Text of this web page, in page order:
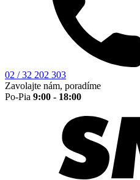
02 / 32 202 303
Zavolajte nám, poradíme
Po-Pia 9:00 - 18:00